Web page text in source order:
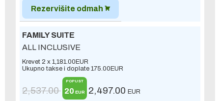
Rezervišite odmah
FAMILY SUITE
ALL INCLUSIVE
Krevet 2 x 1,181.00EUR
Ukupno takse i doplate 175.00EUR
2,537.00
POPUST
20 EUR 2,497.00 EUR